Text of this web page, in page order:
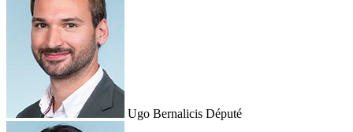
Ugo Bernalicis Député